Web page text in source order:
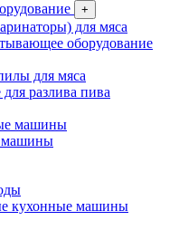
+
для мяса
оборудование
для мяса
разлива пива
машины
машины
кухонные машины